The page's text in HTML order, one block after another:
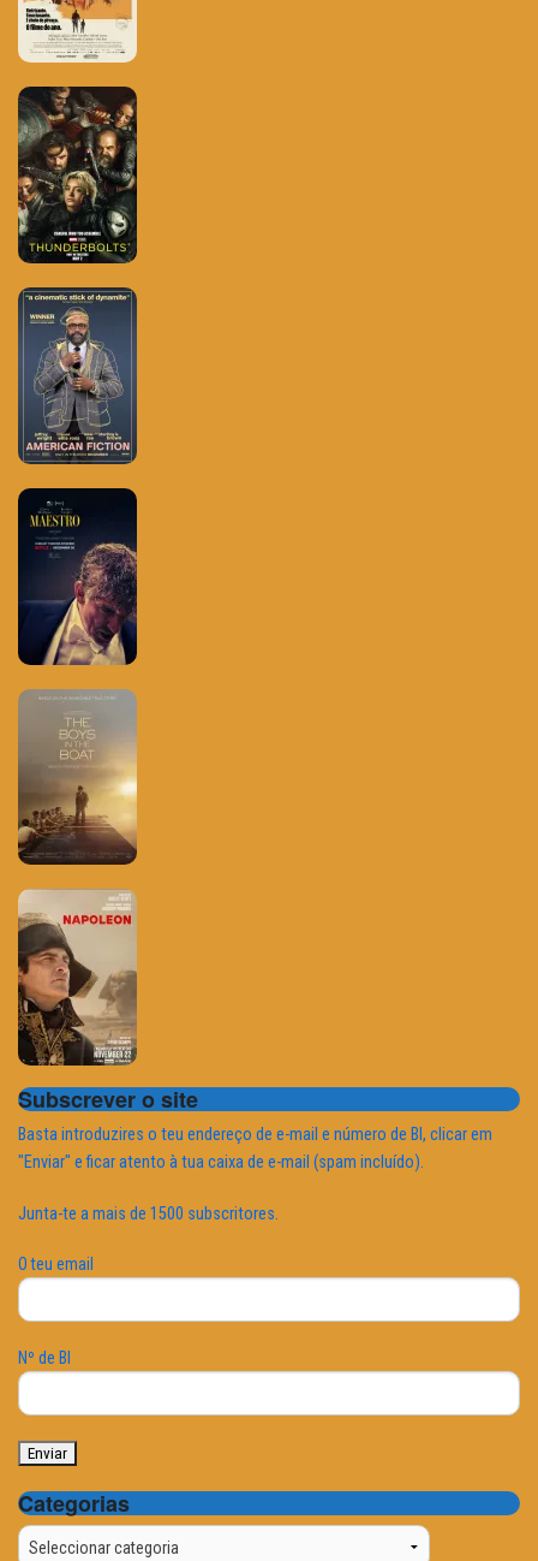
Subscrever o site
Basta introduzires o teu endereço de e-mail e número de BI, clicar em
"Enviar" e ficar atento à tua caixa de e-mail (spam incluído).
Junta-te a mais de 1500 subscritores.
O teu email
Nº de BI
Categorias
Categorias